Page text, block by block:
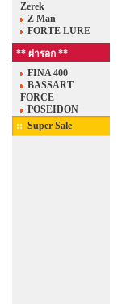
Zerek
Z Man
FORTE LURE
** ผ่ารอก **
FINA 400
BASSART
FORCE
POSEIDON
Super Sale